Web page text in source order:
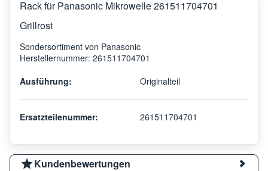
Rack für Panasonic Mikrowelle 261511704701
Grillrost
Sondersortiment von Panasonic
Herstellernummer: 261511704701
Ausführung:
Originalteil
Ersatzteilenummer: 261511704701
Kundenbewertungen